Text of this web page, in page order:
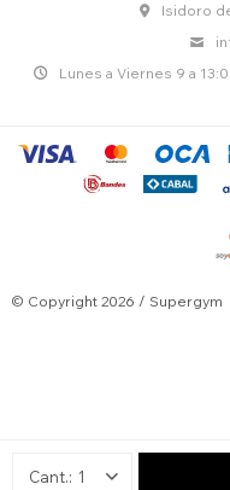
1
Isidoro
Lunes a Viernes 9 a
© Copyright 2026 / Supergym